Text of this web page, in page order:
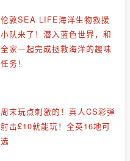
伦敦SEA LIFE海洋生物救援
小队来了！潜入蓝色世界，和
全家一起完成拯救海洋的趣味
任务！
周末玩点刺激的！真人CS彩弹
射击£10就能玩！全英16地可
选